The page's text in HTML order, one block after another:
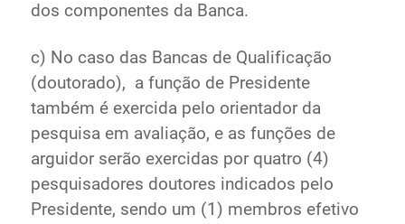
dos componentes da Banca.
c) No caso das Bancas de Qualificação
(doutorado), a função de Presidente
também é exercida pelo orientador da
pesquisa em avaliação, e as funções de
arguidor serão exercidas por quatro (4)
pesquisadores doutores indicados pelo
Presidente, sendo um (1) membros efetivo